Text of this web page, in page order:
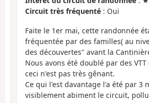
Circuit très fréquenté : Oui
Faite le 1er mai, cette randonnée
fréquentée par des familles( au
des découvertes" avant la
Nous avons été doublé par des
ceci n'est pas très gênant.
Ce qui l'est davantage l'a été par 3
visiblement abiment le circuit,